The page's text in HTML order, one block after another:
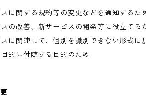
に関する規約等の変更などを通知するた
の改善、新サービスの開発等に役立てる
に関連して、個別を識別できない形式に
的に付随する目的のため